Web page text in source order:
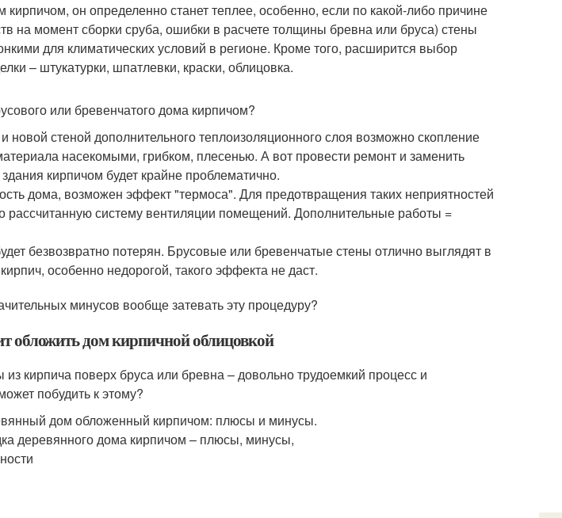
он определенно станет теплее, особенно, если по какой-либо причине
на момент сборки сруба, ошибки в расчете толщины бревна или бруса) стены
для климатических условий в регионе. Кроме того, расширится выбор
– штукатурки, шпатлевки, краски, облицовка.
или бревенчатого дома кирпичом?
новой стеной дополнительного теплоизоляционного слоя возможно скопление
насекомыми, грибком, плесенью. А вот провести ремонт и заменить
кирпичом будет крайне проблематично.
дома, возможен эффект "термоса". Для предотвращения таких неприятностей
рассчитанную систему вентиляции помещений. Дополнительные работы =
безвозвратно потерян. Брусовые или бревенчатые стены отлично выглядят в
особенно недорогой, такого эффекта не даст.
минусов вообще затевать эту процедуру?
обложить дом кирпичной облицовкой
кирпича поверх бруса или бревна – довольно трудоемкий процесс и
побудить к этому?